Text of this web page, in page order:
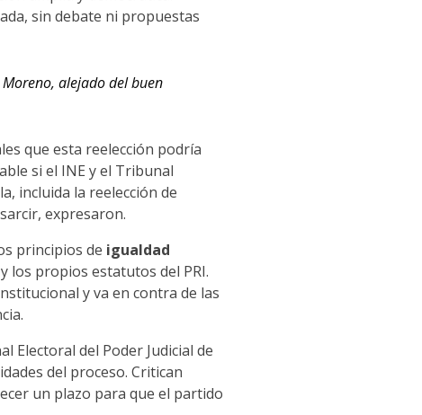
sin debate ni propuestas
alejado del buen
que esta reelección podría
si el INE y el Tribunal
incluida la reelección de
expresaron.
principios de igualdad
los propios estatutos del PRI.
y va en contra de las
Electoral del Poder Judicial de
del proceso. Critican
un plazo para que el partido